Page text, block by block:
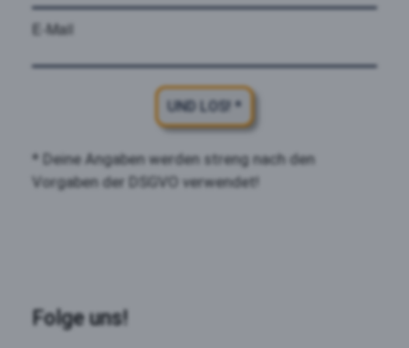
E-Mail
UND LOS! *
* Deine Angaben werden streng nach den
Vorgaben der DSGVO verwendet!
Folge uns!